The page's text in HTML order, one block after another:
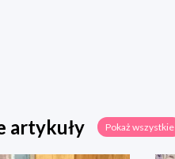
artykuły Pokaż wszystkie